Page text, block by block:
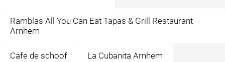
Ramblas All You Can Eat Tapas & Grill Restaurant
Arnhem
Cafe de schoof La Cubanita Arnhem